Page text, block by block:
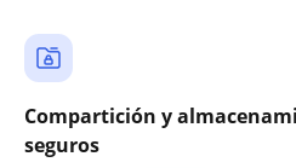
Compartición y
seguros